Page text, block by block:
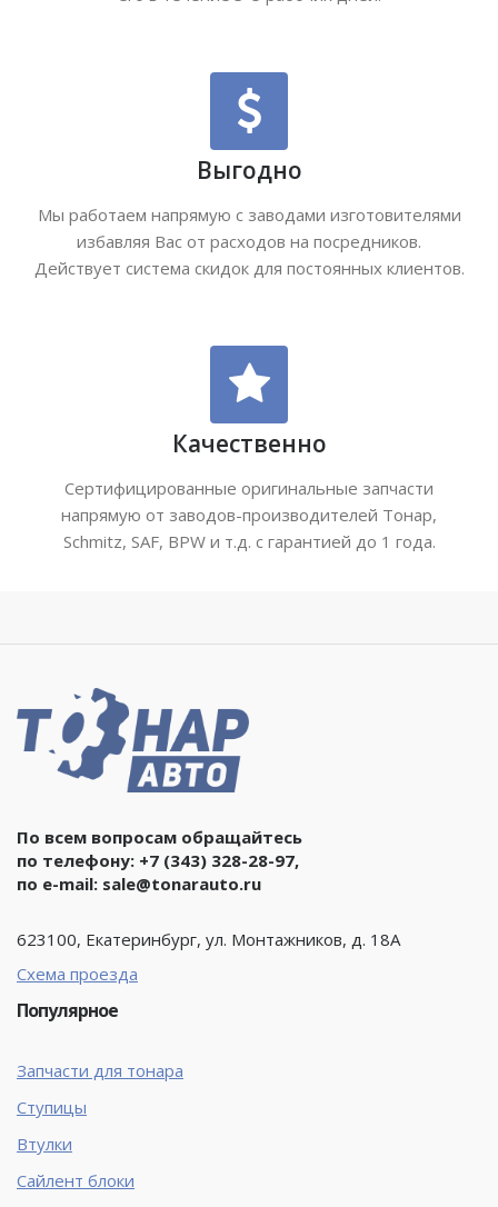
Выгодно
Мы работаем напрямую с заводами изготовителями
избавляя Вас от расходов на посредников.
Действует система скидок для постоянных клиентов.
Качественно
Сертифицированные оригинальные запчасти
напрямую от заводов-производителей Тонар,
Schmitz, SAF, BPW и т.д. с гарантией до 1 года.
По всем вопросам обращайтесь
по телефону: +7 (343) 328-28-97,
по e-mail: sale@tonarauto.ru
623100, Екатеринбург, ул. Монтажников, д. 18А
Схема проезда
Популярное
Запчасти для тонара
Ступицы
Втулки
Сайлент блоки